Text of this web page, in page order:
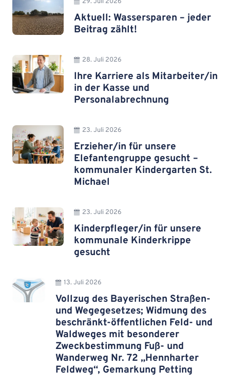
Aktuell: Wassersparen – jeder
Beitrag zählt!
28. Juli 2026
Ihre Karriere als Mitarbeiter/in
in der Kasse und
Personalabrechnung
23. Juli 2026
Erzieher/in für unsere
Elefantengruppe gesucht –
kommunaler Kindergarten St.
Michael
23. Juli 2026
Kinderpfleger/in für unsere
kommunale Kinderkrippe
gesucht
13. Juli 2026
Vollzug des Bayerischen Straßen-
und Wegegesetzes; Widmung des
beschränkt-öffentlichen Feld- und
Waldweges mit besonderer
Zweckbestimmung Fuß- und
Wanderweg Nr. 72 „Hennharter
Feldweg“, Gemarkung Petting